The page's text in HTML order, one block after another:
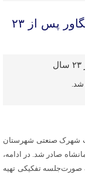
حل مشکل اسناد شهرک صنعتی کنگاور پس از ۲۳
شد.
شهرک صنعتی شهرستان
کرمانشاه صادر شد. در ادامه،
تفکیک اسناد انجام و تعداد 82 فقره صورت‌جلسه تفکیکی تهیه